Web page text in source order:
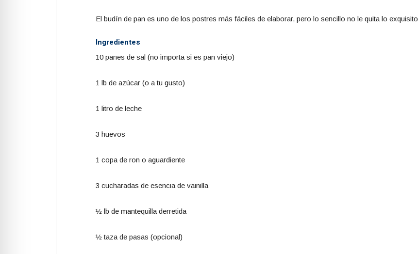
El budín de pan es uno de los postres más fáciles de elaborar, pero lo sencillo no le quita lo exquisito
Ingredientes
10 panes de sal (no importa si es pan viejo)
1 lb de azúcar (o a tu gusto)
1 litro de leche
3 huevos
1 copa de ron o aguardiente
3 cucharadas de esencia de vainilla
½ lb de mantequilla derretida
½ taza de pasas (opcional)